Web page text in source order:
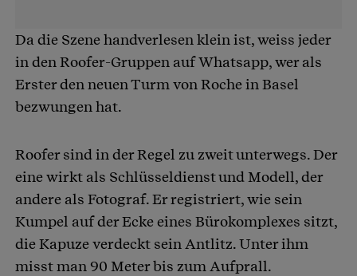
Da die Szene handverlesen klein ist, weiss jeder
in den Roofer-Gruppen auf Whatsapp, wer als
Erster den neuen Turm von Roche in Basel
bezwungen hat.
Roofer sind in der Regel zu zweit unterwegs. Der
eine wirkt als Schlüsseldienst und Modell, der
andere als Fotograf. Er registriert, wie sein
Kumpel auf der Ecke eines Bürokomplexes sitzt,
die Kapuze verdeckt sein Antlitz. Unter ihm
misst man 90 Meter bis zum Aufprall.